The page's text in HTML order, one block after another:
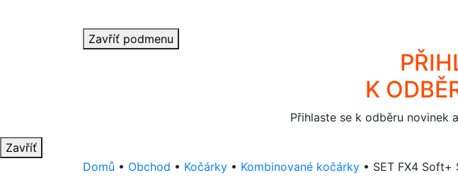
Zavříť podmenu
K
Přihlaste se k odběru novinek
Zavříť
Domů • Obchod • Kočárky • Kombinované kočárky • SET FX4 Soft+